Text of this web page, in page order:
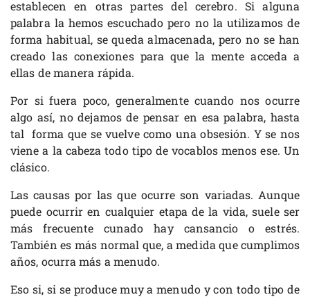
establecen en otras partes del cerebro. Si alguna
palabra la hemos escuchado pero no la utilizamos de
forma habitual, se queda almacenada, pero no se han
creado las conexiones para que la mente acceda a
ellas de manera rápida.
Por si fuera poco, generalmente cuando nos ocurre
algo así, no dejamos de pensar en esa palabra, hasta
tal forma que se vuelve como una obsesión. Y se nos
viene a la cabeza todo tipo de vocablos menos ese. Un
clásico.
Las causas por las que ocurre son variadas. Aunque
puede ocurrir en cualquier etapa de la vida, suele ser
más frecuente cunado hay cansancio o estrés.
También es más normal que, a medida que cumplimos
años, ocurra más a menudo.
Eso si, si se produce muy a menudo y con todo tipo de